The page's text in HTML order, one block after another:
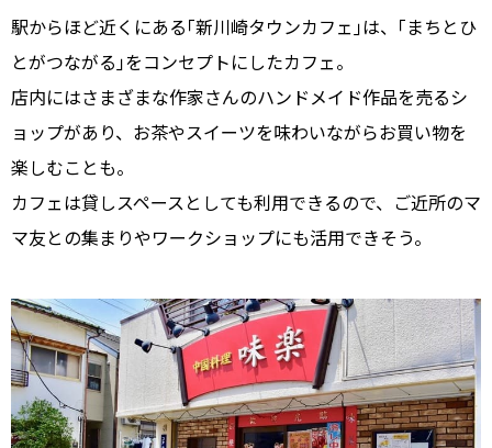
駅からほど近くにある｢新川崎タウンカフェ｣は、｢まちとひ
とがつながる｣をコンセプトにしたカフェ。
店内にはさまざまな作家さんのハンドメイド作品を売るシ
ョップがあり、お茶やスイーツを味わいながらお買い物を
楽しむことも。
カフェは貸しスペースとしても利用できるので、ご近所のマ
マ友との集まりやワークショップにも活用できそう。